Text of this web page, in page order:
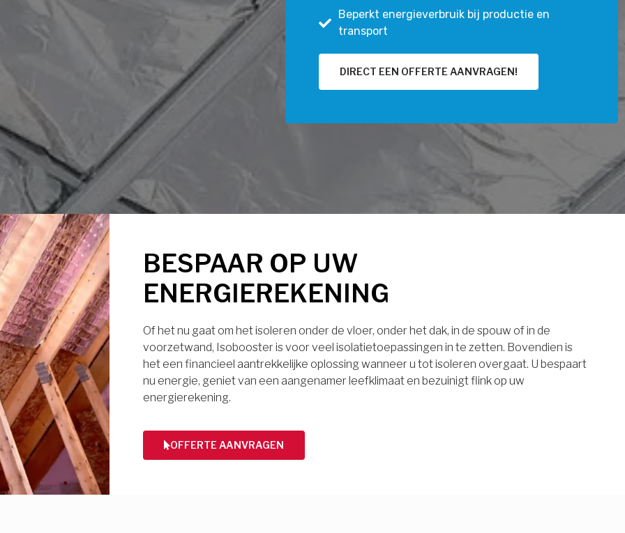
Beperkt energieverbruik bij productie en
transport
DIRECT EEN OFFERTE AANVRAGEN!
BESPAAR OP UW
ENERGIEREKENING
Of het nu gaat om het isoleren onder de vloer, onder het dak, in de spouw of in de
voorzetwand, Isobooster is voor veel isolatietoepassingen in te zetten. Bovendien is
het een financieel aantrekkelijke oplossing wanneer u tot isoleren overgaat. U bespaart
nu energie, geniet van een aangenamer leefklimaat en bezuinigt flink op uw
energierekening.
OFFERTE AANVRAGEN